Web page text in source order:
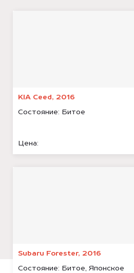
KIA Ceed, 2016
Состояние: Битое
Цена:
Subaru Forester, 2016
Состояние: Битое, Японское